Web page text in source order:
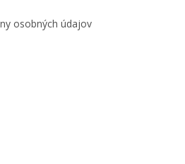
osobných údajov